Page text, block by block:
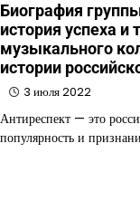
Биография
история успеха и
музыкального
истории
3 июля 2022
Антиреспект — это
популярность и